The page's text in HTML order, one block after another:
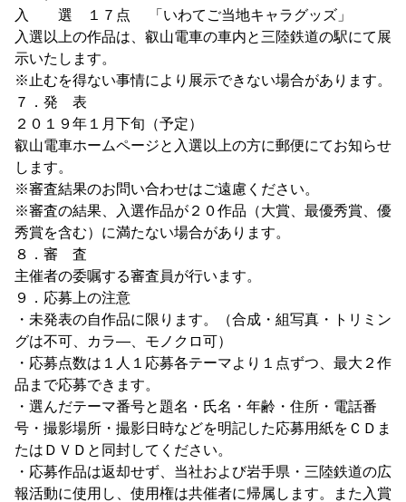
入 選 １７点 「いわてご当地キャラグッズ」
入選以上の作品は、叡山電車の車内と三陸鉄道の駅にて展
示いたします。
※止むを得ない事情により展示できない場合があります。
７．発 表
２０１９年１月下旬（予定）
叡山電車ホームページと入選以上の方に郵便にてお知らせ
します。
※審査結果のお問い合わせはご遠慮ください。
※審査の結果、入選作品が２０作品（大賞、最優秀賞、優
秀賞を含む）に満たない場合があります。
８．審 査
主催者の委嘱する審査員が行います。
９．応募上の注意
・未発表の自作品に限ります。（合成・組写真・トリミン
グは不可、カラ―、モノクロ可）
・応募点数は１人１応募各テーマより１点ずつ、最大２作
品まで応募できます。
・選んだテーマ番号と題名・氏名・年齢・住所・電話番
号・撮影場所・撮影日時などを明記した応募用紙をＣＤま
たはＤＶＤと同封してください。
・応募作品は返却せず、当社および岩手県・三陸鉄道の広
報活動に使用し、使用権は共催者に帰属します。また入賞